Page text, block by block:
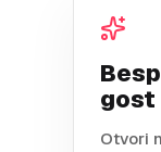
gost
Otvori